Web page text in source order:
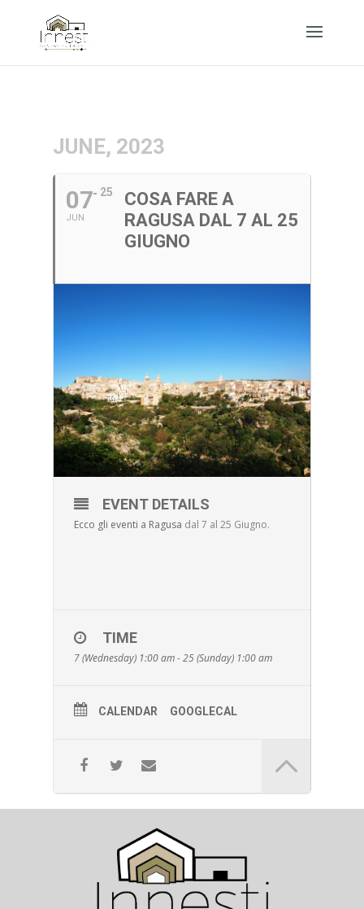
JUNE, 2023
07
JUN
25
COSA FARE A
RAGUSA DAL 7 AL 25
GIUGNO
EVENT DETAILS
Ecco gli eventi a Ragusa dal 7 al 25 Giugno.
TIME
7 (Wednesday) 1:00 am - 25 (Sunday) 1:00 am
CALENDAR GOOGLECAL